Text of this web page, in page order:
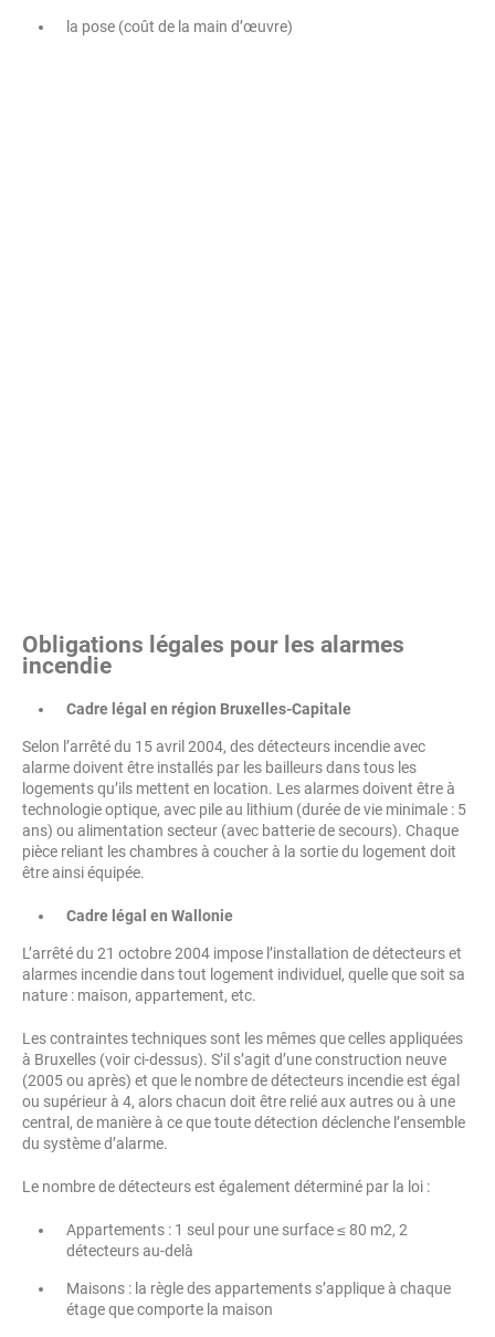
la pose (coût de la main d’œuvre)
Obligations légales pour les alarmes
incendie
Cadre légal en région Bruxelles-Capitale
Selon l’arrêté du 15 avril 2004, des détecteurs incendie avec
alarme doivent être installés par les bailleurs dans tous les
logements qu’ils mettent en location. Les alarmes doivent être à
technologie optique, avec pile au lithium (durée de vie minimale : 5
ans) ou alimentation secteur (avec batterie de secours). Chaque
pièce reliant les chambres à coucher à la sortie du logement doit
être ainsi équipée.
Cadre légal en Wallonie
L’arrêté du 21 octobre 2004 impose l’installation de détecteurs et
alarmes incendie dans tout logement individuel, quelle que soit sa
nature : maison, appartement, etc.
Les contraintes techniques sont les mêmes que celles appliquées
à Bruxelles (voir ci-dessus). S’il s’agit d’une construction neuve
(2005 ou après) et que le nombre de détecteurs incendie est égal
ou supérieur à 4, alors chacun doit être relié aux autres ou à une
central, de manière à ce que toute détection déclenche l’ensemble
du système d’alarme.
Le nombre de détecteurs est également déterminé par la loi :
Appartements : 1 seul pour une surface ≤ 80 m2, 2
détecteurs au-delà
Maisons : la règle des appartements s’applique à chaque
étage que comporte la maison